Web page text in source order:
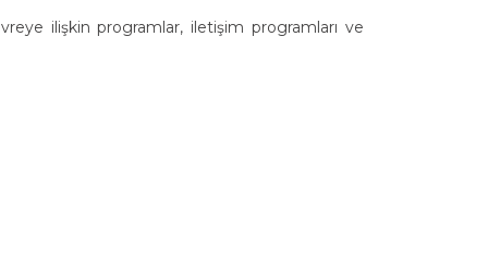
ilişkin programlar, iletişim programları ve